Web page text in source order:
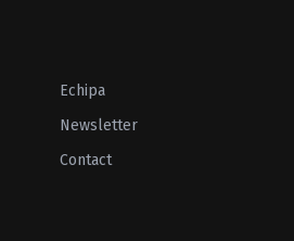
Echipa
Newsletter
Contact